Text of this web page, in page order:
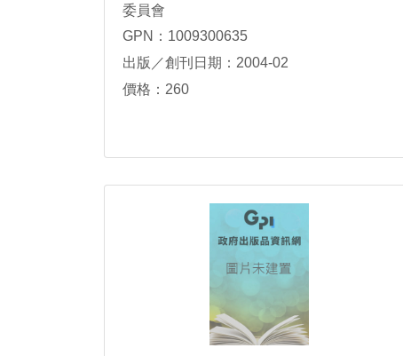
委員會
GPN：1009300635
出版／創刊日期：2004-02
價格：260